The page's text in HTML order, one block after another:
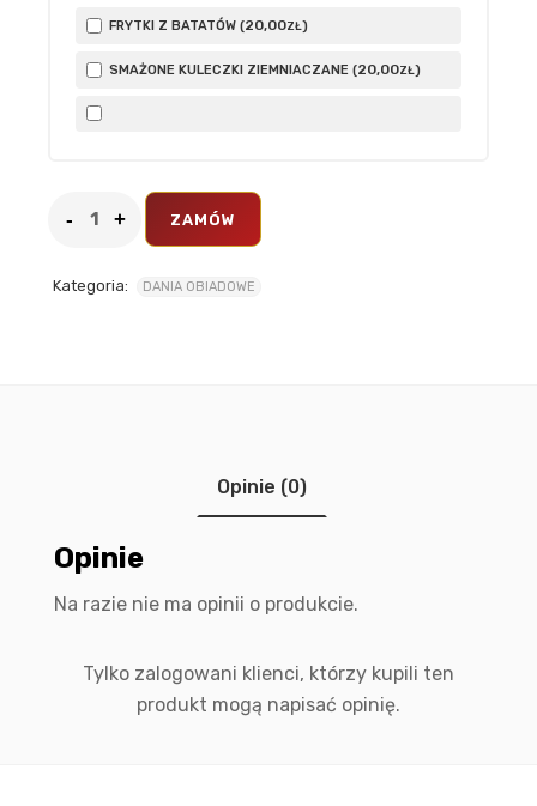
FRYTKI Z BATATÓW (20,00ZŁ)
SMAŻONE KULECZKI ZIEMNIACZANE (20,00ZŁ)
ZAMÓW
Kategoria: DANIA OBIADOWE
Opinie (0)
Opinie
Na razie nie ma opinii o produkcie.
Tylko zalogowani klienci, którzy kupili ten
produkt mogą napisać opinię.